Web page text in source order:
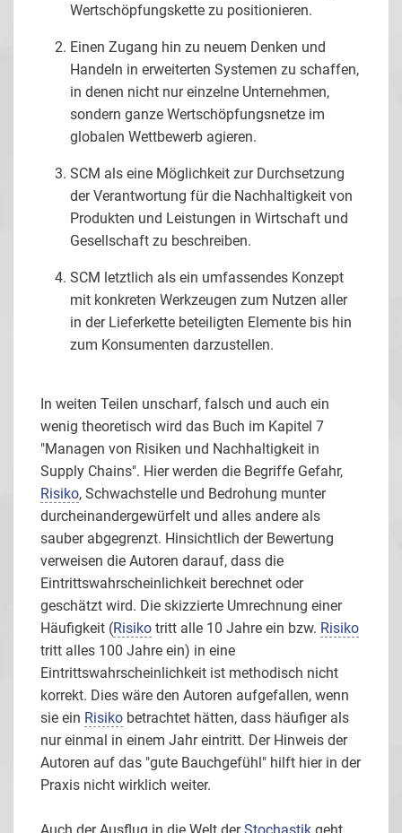
Wertschöpfungskette zu positionieren.
Einen Zugang hin zu neuem Denken und
Handeln in erweiterten Systemen zu schaffen,
in denen nicht nur einzelne Unternehmen,
sondern ganze Wertschöpfungsnetze im
globalen Wettbewerb agieren.
SCM als eine Möglichkeit zur Durchsetzung
der Verantwortung für die Nachhaltigkeit von
Produkten und Leistungen in Wirtschaft und
Gesellschaft zu beschreiben.
SCM letztlich als ein umfassendes Konzept
mit konkreten Werkzeugen zum Nutzen aller
in der Lieferkette beteiligten Elemente bis hin
zum Konsumenten darzustellen.
In weiten Teilen unscharf, falsch und auch ein
wenig theoretisch wird das Buch im Kapitel 7
"Managen von Risiken und Nachhaltigkeit in
Supply Chains". Hier werden die Begriffe Gefahr,
Risiko, Schwachstelle und Bedrohung munter
durcheinandergewürfelt und alles andere als
sauber abgegrenzt. Hinsichtlich der Bewertung
verweisen die Autoren darauf, dass die
Eintrittswahrscheinlichkeit berechnet oder
geschätzt wird. Die skizzierte Umrechnung einer
Häufigkeit (Risiko tritt alle 10 Jahre ein bzw. Risiko
tritt alles 100 Jahre ein) in eine
Eintrittswahrscheinlichkeit ist methodisch nicht
korrekt. Dies wäre den Autoren aufgefallen, wenn
sie ein Risiko betrachtet hätten, dass häufiger als
nur einmal in einem Jahr eintritt. Der Hinweis der
Autoren auf das "gute Bauchgefühl" hilft hier in der
Praxis nicht wirklich weiter.
Auch der Ausflug in die Welt derStochastik geht